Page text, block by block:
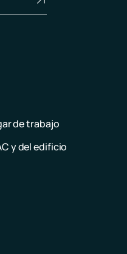
de trabajo
y del edificio